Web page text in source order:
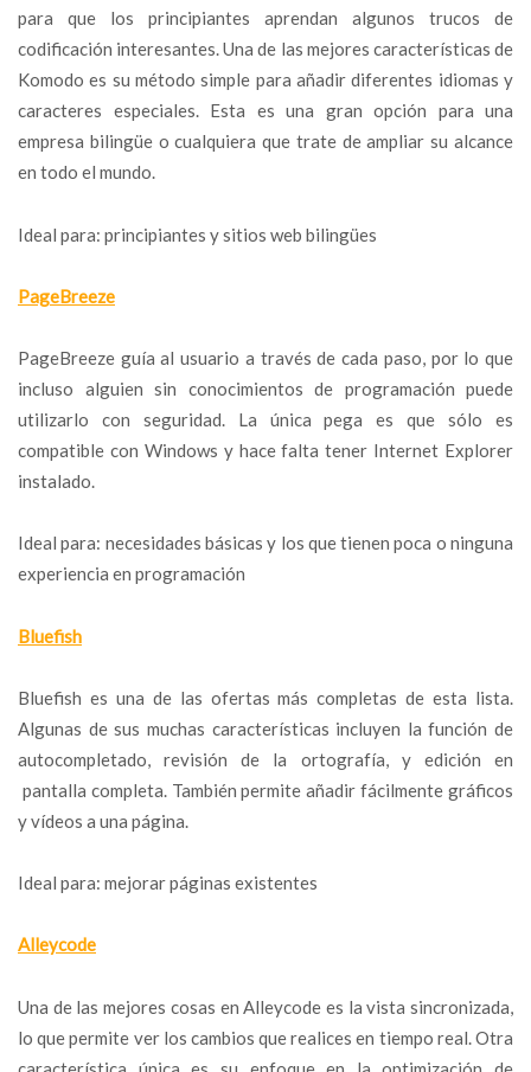
para que los principiantes aprendan algunos trucos de
codificación interesantes. Una de las mejores características de
Komodo es su método simple para añadir diferentes idiomas y
caracteres especiales. Esta es una gran opción para una
empresa bilingüe o cualquiera que trate de ampliar su alcance
en todo el mundo.
Ideal para: principiantes y sitios web bilingües
PageBreeze
PageBreeze guía al usuario a través de cada paso, por lo que
incluso alguien sin conocimientos de programación puede
utilizarlo con seguridad. La única pega es que sólo es
compatible con Windows y hace falta tener Internet Explorer
instalado.
Ideal para: necesidades básicas y los que tienen poca o ninguna
experiencia en programación
Bluefish
Bluefish es una de las ofertas más completas de esta lista.
Algunas de sus muchas características incluyen la función de
autocompletado, revisión de la ortografía, y edición en
pantalla completa. También permite añadir fácilmente gráficos
y vídeos a una página.
Ideal para: mejorar páginas existentes
Alleycode
Una de las mejores cosas en Alleycode es la vista sincronizada,
lo que permite ver los cambios que realices en tiempo real. Otra